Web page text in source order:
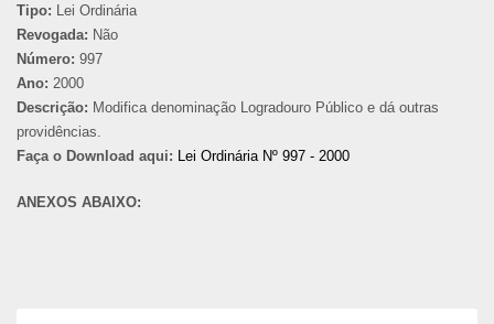
Tipo: Lei Ordinária
Revogada: Não
Número: 997
Ano: 2000
Descrição: Modifica denominação Logradouro Público e dá outras
providências.
Faça o Download aqui: Lei Ordinária Nº 997 - 2000
ANEXOS ABAIXO: